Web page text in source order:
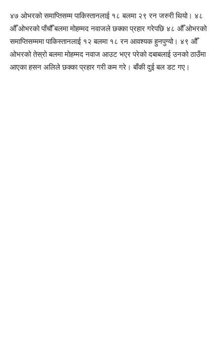
४७ ओभरको समाप्तिसम्म पाकिस्तानलाई १८ बलमा २९ रन जरुरी थियो। ४८
औँ ओभरको पाँचौँ बलमा मोहम्मद नवाजले छक्का प्रहार गरेपछि ४८ औँ ओभरको
समाप्तिसम्ममा पाकिस्तानलाई १२ बलमा १८ रन आवश्यक हुनपुग्यो। ४९ औँ
ओभरको तेस्रो बलमा मोहम्मद नवाज आउट भएर परेको दबाबलाई उनको ठाउँमा
आएका हसन अलिले छक्का प्रहार गरी कम गरे। बाँकी दुई बल डट गए।